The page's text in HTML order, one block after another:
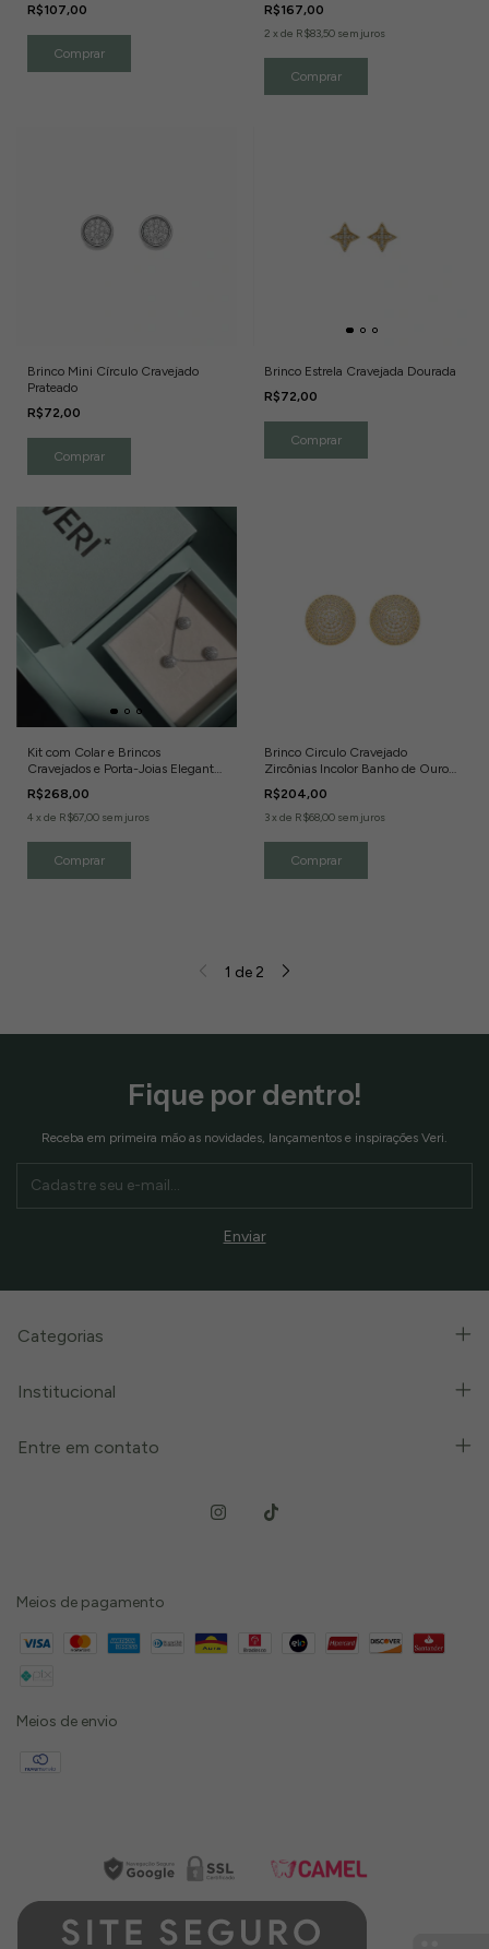
R$107,00
R$167,00
2 x de R$83,50 sem juros
Brinco Mini Círculo Cravejado
Prateado
R$72,00
Brinco Estrela Cravejada Dourada
R$72,00
Kit com Colar e Brincos
Cravejados e Porta-Joias Elegante
R$268,00
4 x de R$67,00 sem juros
Brinco Circulo Cravejado
Zircônias Incolor Banho de Ouro
R$204,00
3x de R$68,00 sem juros
1 de 2
Fique por dentro!
Receba em primeira mão as novidades, lançamentos e inspirações Veri.
Categorias
Institucional
Entre em contato
Meios de pagamento
Meios de envio